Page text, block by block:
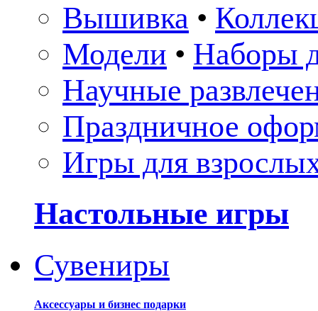
Вышивка •
Модели • Наборы
Научные
Праздничное
Игры для
Настольные игры
Сувениры
Аксессуары и бизнес подарки